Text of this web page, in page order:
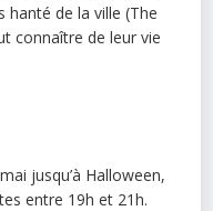
hanté de la ville (The
connaître de leur vie
jusqu’à Halloween,
entre 19h et 21h.